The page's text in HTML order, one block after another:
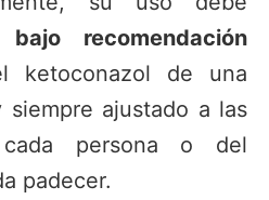
bajo recomendación
ketoconazol de una
ajustado a las
persona o del
padecer.